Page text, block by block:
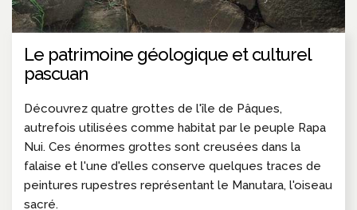
Le patrimoine géologique et culturel
pascuan
Découvrez quatre grottes de l'île de Pâques,
autrefois utilisées comme habitat par le peuple Rapa
Nui. Ces énormes grottes sont creusées dans la
falaise et l'une d'elles conserve quelques traces de
peintures rupestres représentant le Manutara, l'oiseau
sacré.